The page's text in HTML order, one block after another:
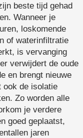
beste tijd gehad
Wanneer je
loskomende
of waterinfiltratie
is vervanging
verwijdert de oude
en brengt nieuwe
ook de isolatie
Zo worden alle
je verdere
goed geplaatst,
jaren